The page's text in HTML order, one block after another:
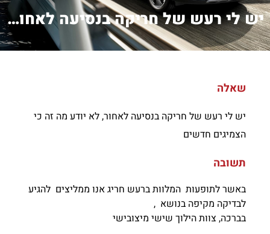
יש לי רעש של חריקה בנסיעה לאחור, לא י...
שאלה
יש לי רעש של חריקה בנסיעה לאחור, לא יודע מה זה כי
הצמיגים חדשים
תשובה
באשר לתופעות המלוות ברעש חריג אנו ממליצים להגיע
לבדיקה מקיפה בנושא ,
בברכה, צוות הילוך שישי מיצובישי